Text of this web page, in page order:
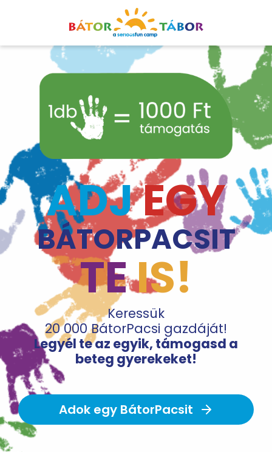
ADJEGY
BÁTORPACSIT
TEIS!
Keressük
20 000 BátorPacsi gazdáját!
Legyél te az egyik, támogasd a
beteg gyerekeket!
Adok egy BátorPacsit